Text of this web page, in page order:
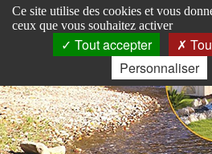
Pins-Justaret
Site officiel de la
Panneau de gestion des cookies
Ce site utilise des cookies et vous
ceux que vous souhaitez activer
Tout accepter
Personnaliser